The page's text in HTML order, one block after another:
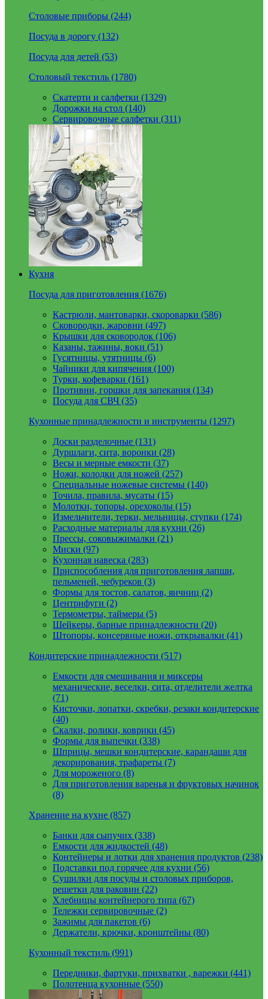
Столовые приборы (244)
Посуда в дорогу (132)
Посуда для детей (53)
Столовый текстиль (1780)
Скатерти и салфетки (1329)
Дорожки на стол (140)
Сервировочные салфетки (311)
Кухня
Посуда для приготовления (1676)
Кастрюли, мантоварки, скороварки (586)
Сковородки, жаровни (497)
Крышки для сковородок (106)
Казаны, тажины, воки (51)
Гусятницы, утятницы (6)
Чайники для кипячения (100)
Турки, кофеварки (161)
Противни, горшки для запекания (134)
Посуда для СВЧ (35)
Кухонные принадлежности и инструменты (1297)
Доски разделочные (131)
Дуршлаги, сита, воронки (28)
Весы и мерные емкости (37)
Ножи, колодки для ножей (257)
Специальные ножевые системы (140)
Точила, правила, мусаты (15)
Молотки, топоры, орехоколы (15)
Измельчители, терки, мельницы, ступки (174)
Расходные материалы для кухни (26)
Прессы, соковыжималки (21)
Миски (97)
Кухонная навеска (283)
Приспособления для приготовления лапши,
пельменей, чебуреков (3)
Формы для тостов, салатов, яичниц (2)
Центрифуги (2)
Термометры, таймеры (5)
Шейкеры, барные принадлежности (20)
Штопоры, консервные ножи, открывалки (41)
Кондитерские принадлежности (517)
Емкости для смешивания и миксеры
механические, веселки, сита, отделители желтка
(71)
Кисточки, лопатки, скребки, резаки кондитерские
(40)
Скалки, ролики, коврики (45)
Формы для выпечки (338)
Шприцы, мешки кондитерские, карандаши для
декорирования, трафареты (7)
Для мороженого (8)
Для приготовления варенья и фруктовых начинок
(8)
Хранение на кухне (857)
Банки для сыпучих (338)
Емкости для жидкостей (48)
Контейнеры и лотки для хранения продуктов (238)
Подставки под горячее для кухни (56)
Сушилки для посуды и столовых приборов,
решетки для раковин (22)
Хлебницы контейнерого типа (67)
Тележки сервировочные (2)
Зажимы для пакетов (6)
Держатели, крючки, кронштейны (80)
Кухонный текстиль (991)
Передники, фартуки, прихватки , варежки (441)
Полотенца кухонные (550)